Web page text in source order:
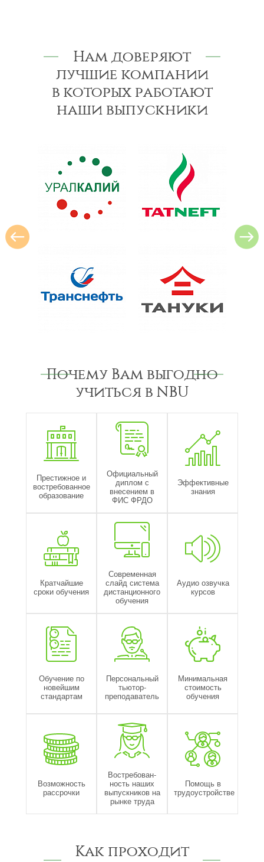
Нам доверяют
лучшие компании
в которых работают
наши выпускники
Почему Вам выгодно
учиться в NBU
Престижное и
востребованное
образование
Официальный
диплом с
внесением в
ФИС ФРДО
Эффективные
знания
Кратчайшие
сроки обучения
Современная
слайд система
дистанционного
обучения
Аудио озвучка
курсов
Обучение по
новейшим
стандартам
Персональный
тьютор-
преподаватель
Минимальная
стоимость
обучения
Возможность
рассрочки
Востребован-
ность наших
выпускников на
рынке труда
Помощь в
трудоустройстве
Как проходит